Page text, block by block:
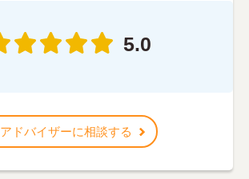
5.0
アドバイザーに相談する